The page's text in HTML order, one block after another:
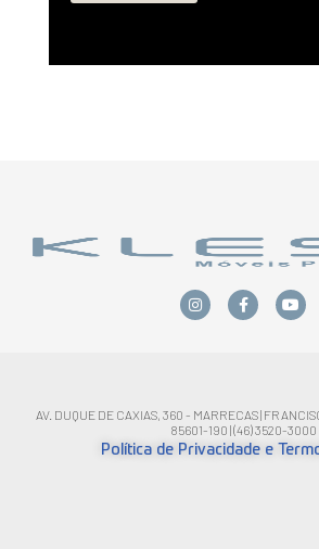
AV. DUQUE DE CAXIAS, 360 - MARRECAS |
85601-190 | (46) 3520-3000
Política de Privacidade e